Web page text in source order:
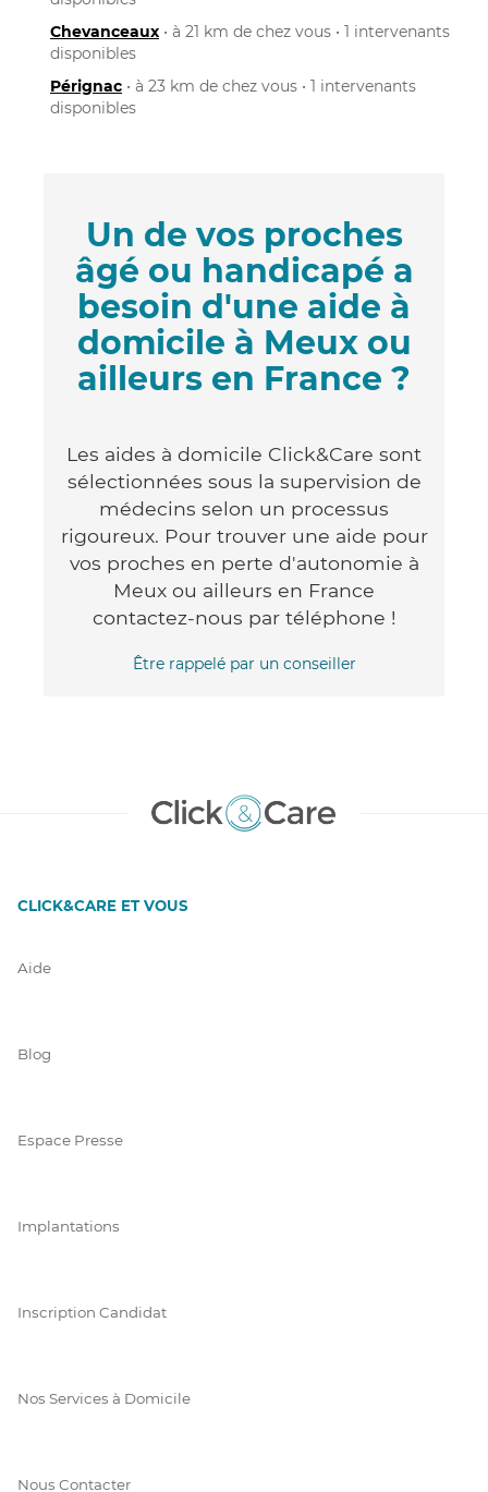
Chevanceaux • à 21 km de chez vous • 1 intervenants
disponibles
Pérignac • à 23 km de chez vous • 1 intervenants
disponibles
Un de vos proches
âgé ou handicapé a
besoin d'une aide à
domicile à Meux ou
ailleurs en France ?
Les aides à domicile Click&Care sont
sélectionnées sous la supervision de
médecins selon un processus
rigoureux. Pour trouver une aide pour
vos proches en perte d'autonomie à
Meux ou ailleurs en France
contactez-nous par téléphone !
Être rappelé par un conseiller
CLICK&CARE ET VOUS
Aide
Blog
Espace Presse
Implantations
Inscription Candidat
Nos Services à Domicile
Nous Contacter